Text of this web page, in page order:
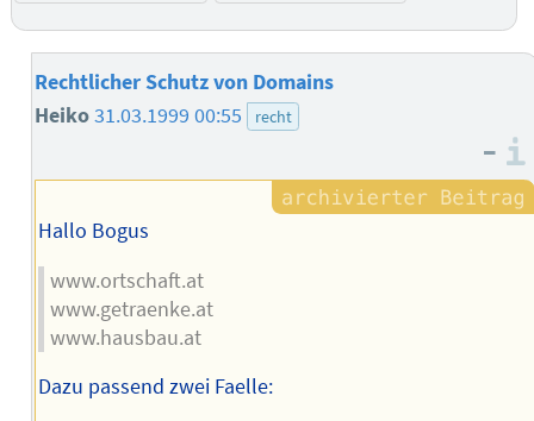
Rechtlicher Schutz von Domains
Heiko31.03.1999 00:55 recht
–
Hallo Bogus
www.ortschaft.at
www.getraenke.at
www.hausbau.at
Dazu passend zwei Faelle: